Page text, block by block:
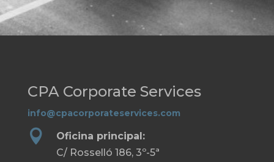
CPA Corporate Services
info@cpacorporateservices.com

Oficina principal:
C/ Rosselló 186, 3º-5ª